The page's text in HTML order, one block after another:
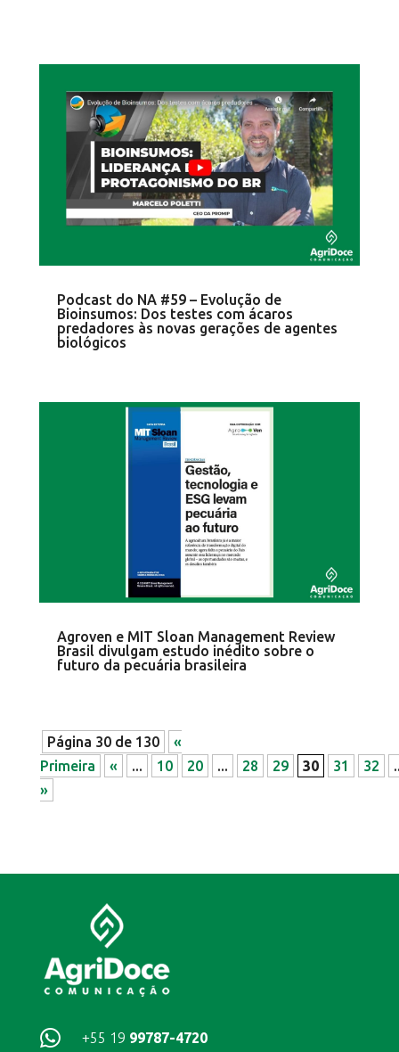
Podcast do NA #59 – Evolução de
Bioinsumos: Dos testes com ácaros
predadores às novas gerações de agentes
biológicos
Agroven e MIT Sloan Management Review
Brasil divulgam estudo inédito sobre o
futuro da pecuária brasileira
Página 30 de 130
«
Primeira
« ... 10 20 ... 28 29 30 31 32
»
 +55 19 99787-4720